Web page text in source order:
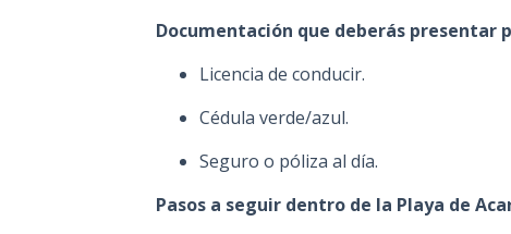
Documentación que deberás presentar
Licencia de conducir.
Cédula verde/azul.
Seguro o póliza al día.
Pasos a seguir dentro de la Playa de